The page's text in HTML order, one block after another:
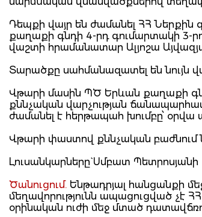
Դեպքի վայր են ժամանել ՀՀ Ներքին
քաղաքի գնդի 4-րդ գումարտակի 3-
վաշտի հրամանատար Ալյոշա
Տարածքը սահմանազատել են նույն
Վթարի մասին ՊԾ Երևան քաղաքի
քննչական վարչության
ժամանել է հերթապահ խումբը՝
Վթարի փաստով քննչական բաժնում
Լուսանկարները` Սմբատ Պետրոսյանի
Ծանուցում. Ենթադրյալ հանցանքի
մեղավորությունն ապացուցված չէ
օրինական ուժի մեջ մտած